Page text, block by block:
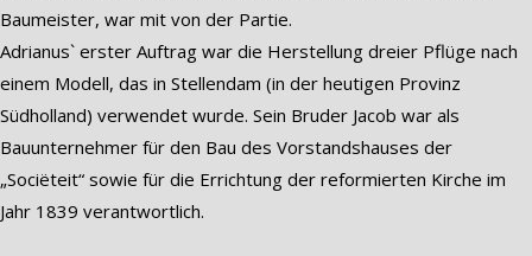
Baumeister, war mit von der Partie.
Adrianus` erster Auftrag war die Herstellung dreier Pflüge nach
einem Modell, das in Stellendam (in der heutigen Provinz
Südholland) verwendet wurde. Sein Bruder Jacob war als
Bauunternehmer für den Bau des Vorstandshauses der
„Sociëteit“ sowie für die Errichtung der reformierten Kirche im
Jahr 1839 verantwortlich.